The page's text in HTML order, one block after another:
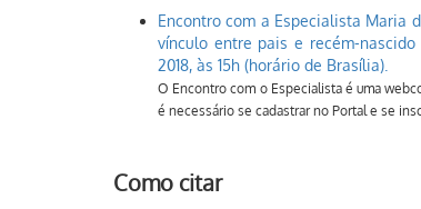
Encontro com a Especialista Maria
vínculo entre pais e recém-
2018, às 15h (horário de Brasília).
O Encontro com o Especialista é uma
é necessário se cadastrar no Portal e se
Como citar